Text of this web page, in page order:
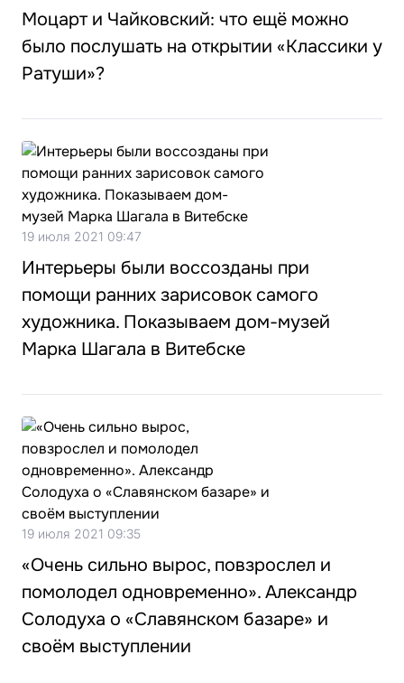
Моцарт и Чайковский: что ещё можно
было послушать на открытии «Классики у
Ратуши»?
19 июля 2021 09:47
Интерьеры были воссозданы при
помощи ранних зарисовок самого
художника. Показываем дом-музей
Марка Шагала в Витебске
19 июля 2021 09:35
«Очень сильно вырос, повзрослел и
помолодел одновременно». Александр
Солодуха о «Славянском базаре» и
своём выступлении